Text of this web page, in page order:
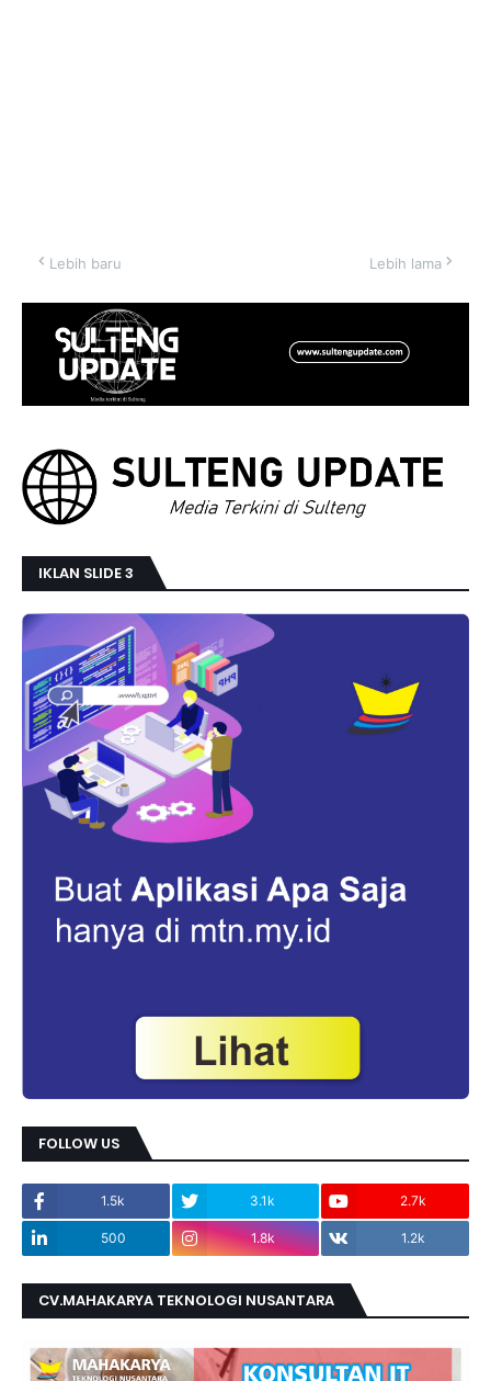
Lebih baru Lebih lama
IKLAN SLIDE 3
FOLLOW US
1.5k 3.1k 2.7k
500 1.8k 1.2k
CV.MAHAKARYA TEKNOLOGI NUSANTARA